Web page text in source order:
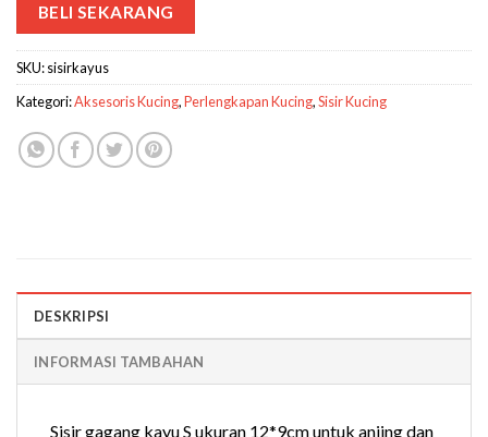
BELI SEKARANG
SKU:sisirkayus
Kategori:Aksesoris Kucing,Perlengkapan Kucing,Sisir Kucing
DESKRIPSI
INFORMASI TAMBAHAN
Sisir gagang kayu S ukuran 12*9cm untuk anjing dan